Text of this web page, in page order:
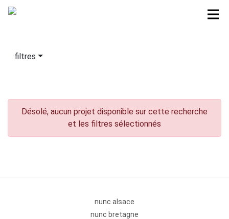
filtres
Désolé, aucun projet disponible sur cette recherche
et les filtres sélectionnés
nunc alsace
nunc bretagne